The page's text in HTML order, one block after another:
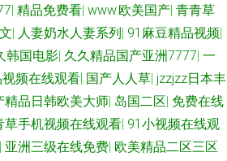
| 精品免费看| www.欧美国产| 青青草
| 人妻奶水人妻系列| 91麻豆精品视频|
韩国电影| 久久精品国产亚洲7777| 一
频在线观看| 国产人人草| jzzjzz日本丰
精品日韩欧美大师| 岛国二区| 免费在线
草手机视频在线观看| 91小视频在线观
| 亚洲三级在线免费| 欧美精品二区三区